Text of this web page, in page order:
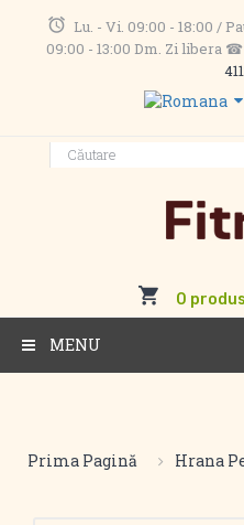
Lu. - Vi. 09:00 - 18:00 /
09:00 - 13:00 Dm. Zi libera ☎
0
MENU
Prima Pagină Hrana